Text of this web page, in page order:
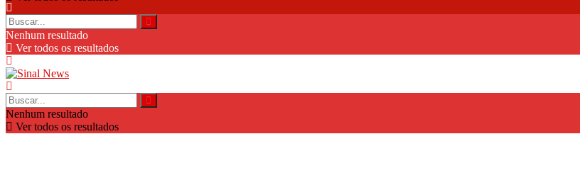
Nenhum resultado
Ver todos os resultados
Nenhum resultado
Ver todos os resultados